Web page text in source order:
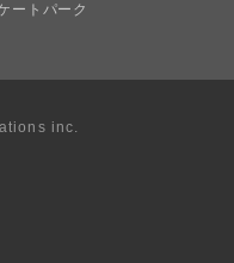
ートパーク
inc.